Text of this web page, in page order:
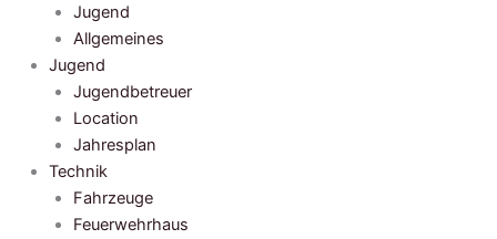
Jugend
Allgemeines
Jugend
Jugendbetreuer
Location
Jahresplan
Technik
Fahrzeuge
Feuerwehrhaus